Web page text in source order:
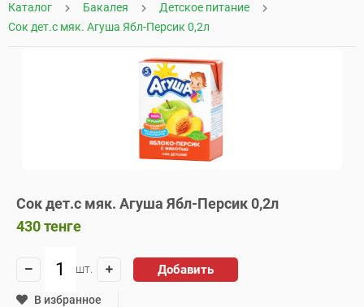
Каталог Бакалея
Детское питание
Сок дет.с мяк. Агуша Ябл-Персик 0,2л
Сок дет.с мяк. Агуша Ябл-Персик 0,2л
430тенге
шт. Добавить
В избранное